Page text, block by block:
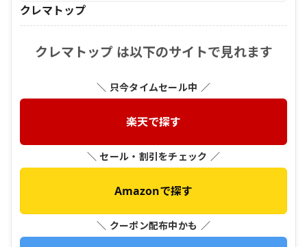
クレマトップ
クレマトップ は以下のサイトで見れます
＼ 只今タイムセール中 ／
楽天で探す
＼ セール・割引をチェック ／
Amazonで探す
＼ クーポン配布中かも ／